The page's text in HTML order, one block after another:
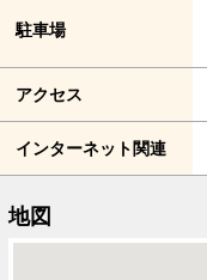
駐車場
アクセス
インターネット関連
地図